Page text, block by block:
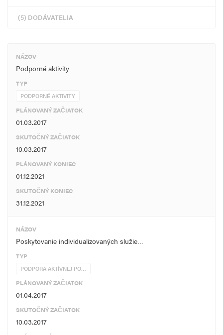
(5) DODÁVATELIA
NÁZOV
Podporné aktivity
TYP
PODPORNÉ AKTIVITY
PLÁNOVANÝ ZAČIATOK
01.03.2017
SKUTOČNÝ ZAČIATOK
10.03.2017
PLÁNOVANÝ KONIEC
01.12.2021
SKUTOČNÝ KONIEC
31.12.2021
NÁZOV
Poskytovanie individualizovaných služie…
TYP
PODPORA AKTÍVNEJ PO…
PLÁNOVANÝ ZAČIATOK
01.04.2017
SKUTOČNÝ ZAČIATOK
10.03.2017